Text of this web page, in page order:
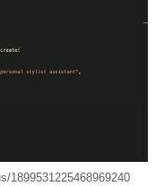
1899531225468969240